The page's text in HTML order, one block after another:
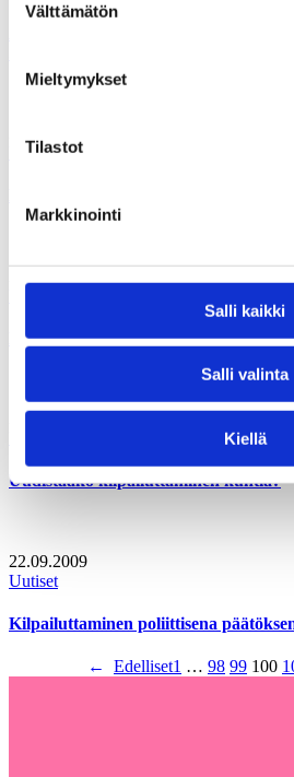
valinta
Välttämätön
Mieltymykset
Tilastot
Markkinointi
Salli kaikki
Salli valinta
Kiellä
Uutiset
Kansalaismielipide ja kunnat –
22.09.2009
Uudistaako kilpailuttaminen kuntia?
22.09.2009
Uutiset
Kilpailuttaminen poliittisena
← Edelliset1 … 98 99 100